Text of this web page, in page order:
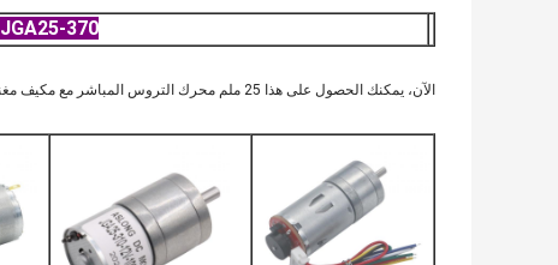
JGA25-370 محرك التروس Micro Dc
الآن، يمكنك الحصول على هذا 25 ملم محرك التروس المباشر مع مكيف مغناطيسي